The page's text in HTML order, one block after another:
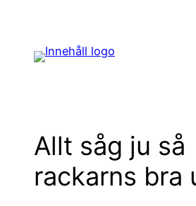
innehåll
Allt såg ju så
rackarns bra